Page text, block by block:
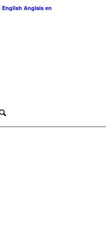
English Anglais en